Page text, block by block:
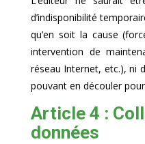
d’indisponibilité
qu’en soit la cause
intervention de
réseau Internet, etc.), ni
pouvant en découler pour
Article 4 :
données